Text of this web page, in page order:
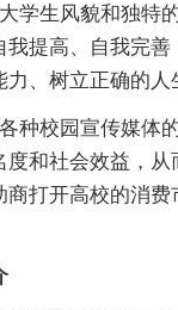
学生风貌和独特
提高、自我完善
、树立正确的人
种校园宣传媒体
度和社会效益，从
商打开高校的消费